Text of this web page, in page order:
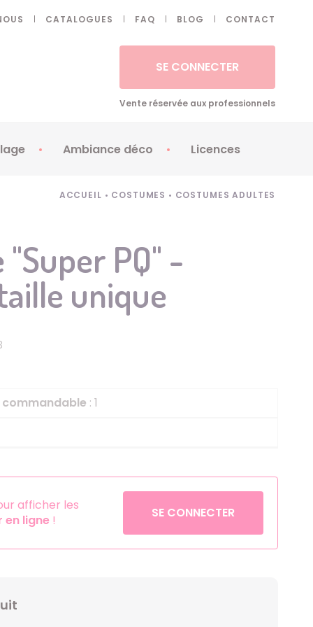
CATALOGUES FAQ BLOG CONTACT
SE CONNECTER
Vente réservée aux professionnels
Ambiance déco
Ballons
Bougies
Décoration
Licences
Petronix Defenders
Pokémon
Robin des Bois
ACCUEIL • COSTUMES • COSTUMES ADULTES
PQ" -
unique
: 1
afficher les
en ligne ! SE CONNECTER